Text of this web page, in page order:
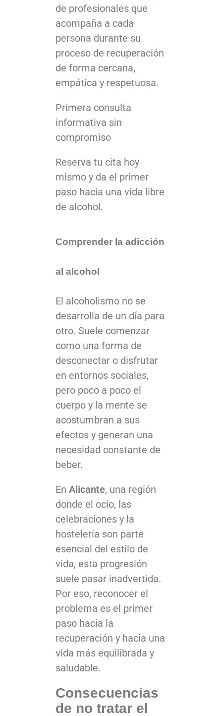
de profesionales que
acompaña a cada
persona durante su
proceso de recuperación
de forma cercana,
empática y respetuosa.
Primera consulta
informativa sin
compromiso
Reserva tu cita hoy
mismo y da el primer
paso hacia una vida libre
de alcohol.
Comprender la adicción
al alcohol
El alcoholismo no se
desarrolla de un día para
otro. Suele comenzar
como una forma de
desconectar o disfrutar
en entornos sociales,
pero poco a poco el
cuerpo y la mente se
acostumbran a sus
efectos y generan una
necesidad constante de
beber.
En Alicante, una región
donde el ocio, las
celebraciones y la
hostelería son parte
esencial del estilo de
vida, esta progresión
suele pasar inadvertida.
Por eso, reconocer el
problema es el primer
paso hacia la
recuperación y hacia una
vida más equilibrada y
saludable.
Consecuencias
de no tratar el